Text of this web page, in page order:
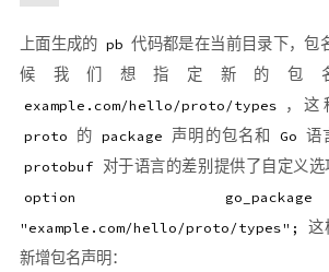
上面生成的 pb 代码都是在当前目录下，包
候我们想指定新的包
example.com/hello/proto/types ，这
proto 的 package 声明的包名和 Go 语
protobuf 对于语言的差别提供了自定义
option
"example.com/hello/proto/types";
这
新增包名声明：